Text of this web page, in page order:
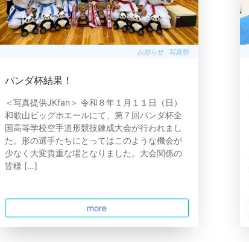
お知らせ 写真館
パンダ杯結果！
＜写真提供JKfan＞ 令和８年１月１１日（日）
和歌山ビッグホエールにて、第７回パンダ杯全
国高等学校空手道形競技錬成大会が行われまし
た。形の選手たちにとってはこのような機会が
少なく大変貴重な場となりました。大会関係の
皆様 […]
more